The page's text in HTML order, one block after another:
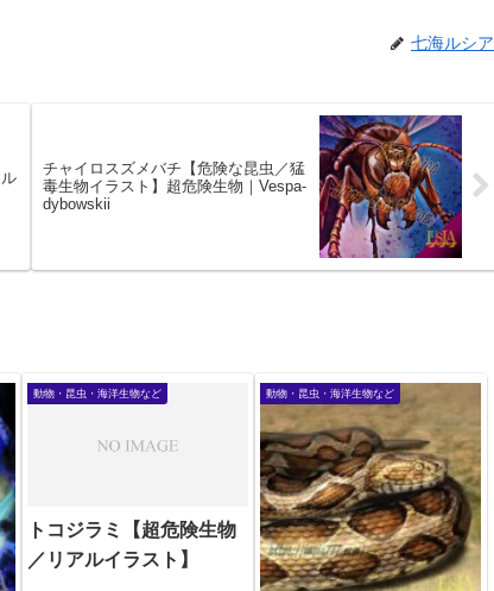
七海ルシア
チャイロスズメバチ【危険な昆虫／猛
毒生物イラスト】超危険生物｜Vespa-
dybowskii
動物・昆虫・海洋生物など
トコジラミ【超危険生物
／リアルイラスト】
動物・昆虫・海洋生物など